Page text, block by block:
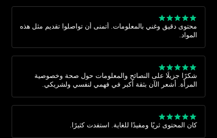
محتوى دقيق وغني بالمعلومات. أتمنى أن تواصلوا تقديم مثل هذه
المواد.
شكرًا جزيلًا على النصائح والمعلومات حول صحة وخصوصية
المرأة. أشعر الآن بثقة أكبر في فهمي لنفسي ولشريكي.
كان المحتوى ثريًا ومفيدًا للغاية. استفدت كثيرًا.